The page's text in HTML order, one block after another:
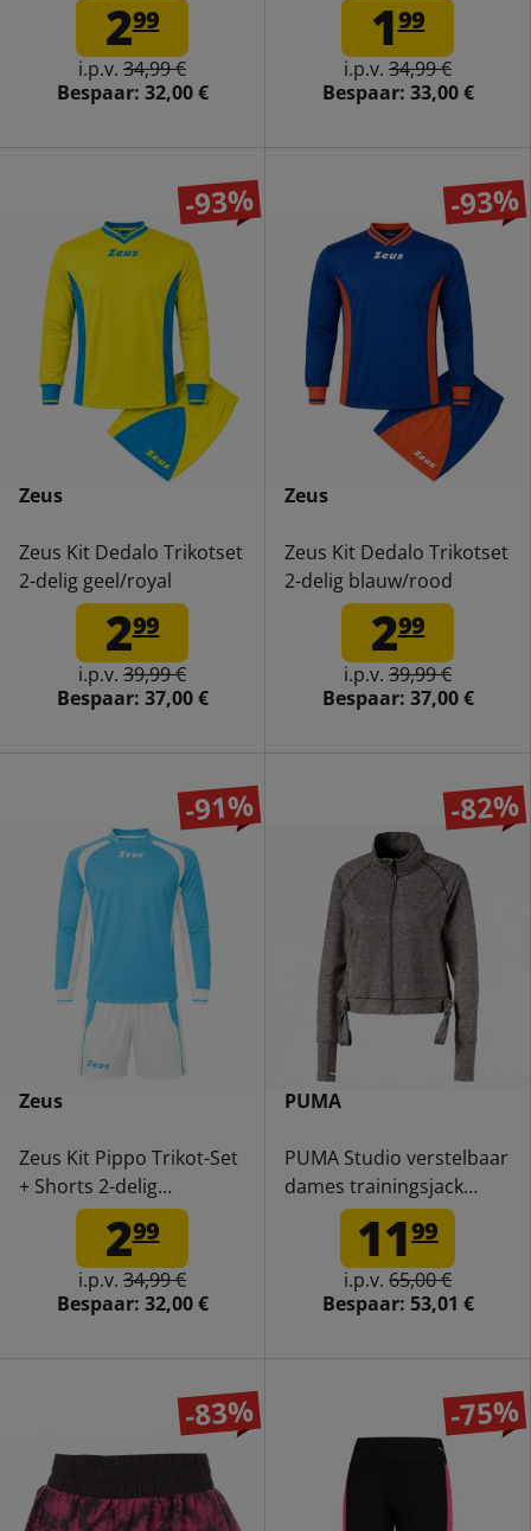
299
i.p.v. 34,99 €
Bespaar: 32,00 €
199
i.p.v. 34,99 €
Bespaar: 33,00 €
-93%
Zeus
Zeus Kit Dedalo Trikotset
2-delig geel/royal
299
i.p.v. 39,99 €
Bespaar: 37,00 €
-93%
Zeus
Zeus Kit Dedalo Trikotset
2-delig blauw/rood
299
i.p.v. 39,99 €
Bespaar: 37,00 €
-91%
Zeus
Zeus Kit Pippo Trikot-Set
+ Shorts 2-delig
sky/bianco299
i.p.v. 34,99 €
Bespaar: 32,00 €
-82%
PUMA
PUMA Studio verstelbaar
dames trainingsjack
519309-021199
i.p.v. 65,00 €
Bespaar: 53,01 €
-83% -75%